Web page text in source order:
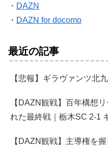
・ DAZN
・ DAZN for docomo
最近の記事
【悲報】ギラヴァンツ北
【DAZN観戦】百年構想
れた最終戦｜栃木SC 2-1
【DAZN観戦】主導権を